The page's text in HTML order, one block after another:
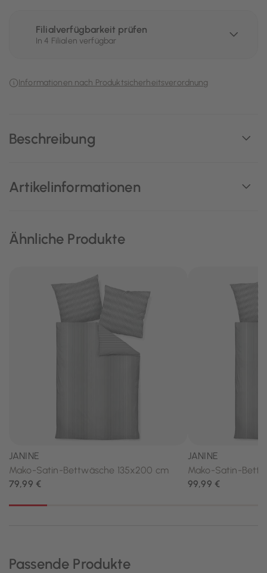
Beschreibung
Artikelinformationen
Filialverfügbarkeit prüfen
In 4 Filialen verfügbar
Informationen nach Produktsicherheitsverordnung